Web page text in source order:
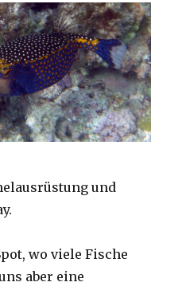
und
wo viele Fische
aber eine